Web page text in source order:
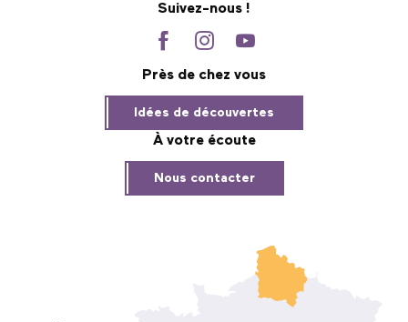
Suivez-nous !
Près de chez vous
Idées de découvertes
À votre écoute
Nous contacter